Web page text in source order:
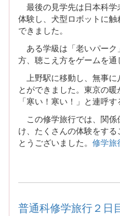
最後の見学先は日本科学
体験し、犬型ロボットに
できました。
ある学級は「老いパーク
方、聴こえ方をゲームを通
上野駅に移動し、無事に
とができました。東京の
「寒い！寒い！」と連呼す
この修学旅行では、関係
け、たくさんの体験をす
とうございました。 修学旅
普通科修学旅行２日